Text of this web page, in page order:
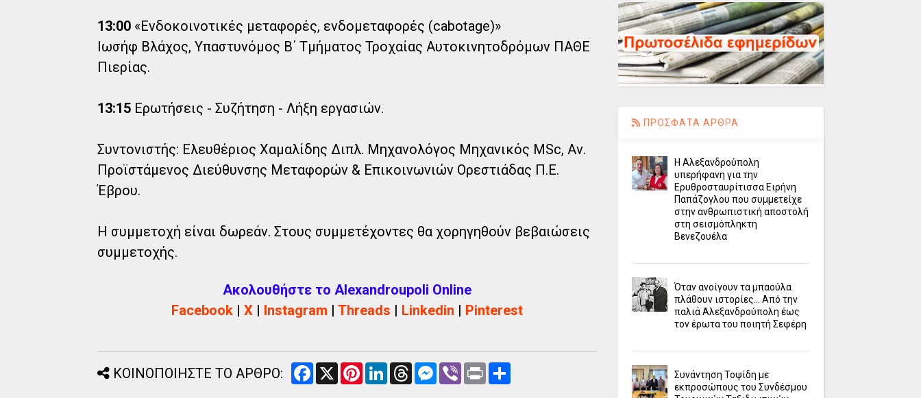
13:00 «Ενδοκοινοτικές μεταφορές, ενδομεταφορές (cabotage)»
Ιωσήφ Βλάχος, Υπαστυνόμος Β΄ Τμήματος Τροχαίας Αυτοκινητοδρόμων ΠΑΘΕ
Πιερίας.
13:15 Ερωτήσεις - Συζήτηση - Λήξη εργασιών.
Συντονιστής: Ελευθέριος Χαμαλίδης Διπλ. Μηχανολόγος Μηχανικός MSc, Αν.
Προϊστάμενος Διεύθυνσης Μεταφορών & Επικοινωνιών Ορεστιάδας Π.Ε.
Έβρου.
Η συμμετοχή είναι δωρεάν. Στους συμμετέχοντες θα χορηγηθούν βεβαιώσεις
συμμετοχής.
Ακολουθήστε το Alexandroupoli Online
Facebook| X| Instagram | Threads | Linkedin | Pinterest
ΚΟΙΝΟΠΟΙΗΣΤΕ ΤΟ ΑΡΘΡΟ:
M
ΠΡΟΣΦΑΤΑ ΑΡΘΡΑ
Η Αλεξανδρούπολη
υπερήφανη για την
Ερυθροσταυρίτισσα Ειρήνη
Παπάζογλου που συμμετείχε
στην ανθρωπιστική αποστολή
στη σεισμόπληκτη
Βενεζουέλα
Όταν ανοίγουν τα μπαούλα
πλάθουν ιστορίες... Από την
παλιά Αλεξανδρούπολη έως
τον έρωτα του ποιητή Σεφέρη
Συνάντηση Τοψίδη με
εκπροσώπους του Συνδέσμου